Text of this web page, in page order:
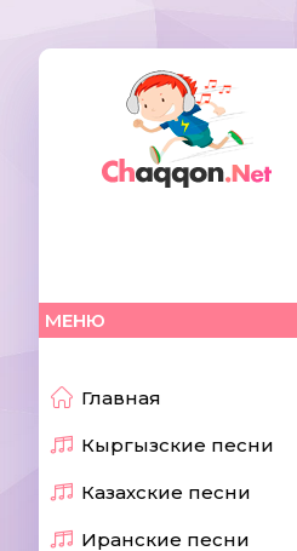
МЕНЮ
Главная
Кыргызские песни
Казахские песни
Иранские песни